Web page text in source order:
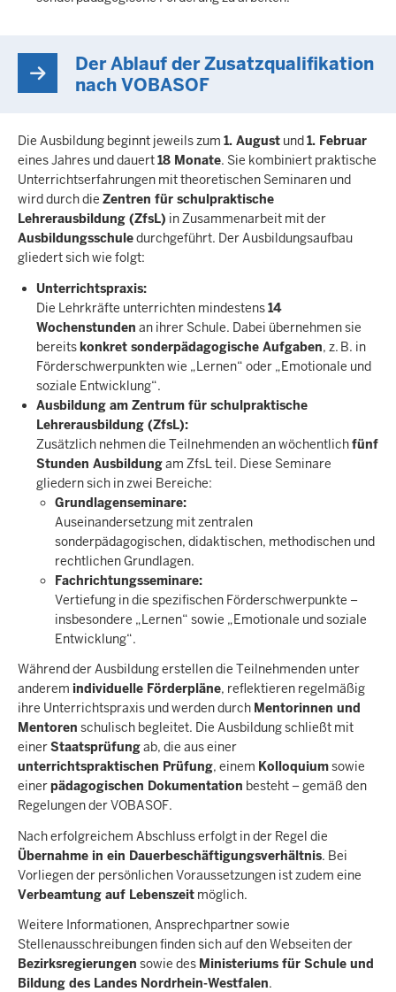
Der Ablauf der Zusatzqualifikation
nach VOBASOF
Die Ausbildung beginnt jeweils zum 1. August und1. Februar
eines Jahres und dauert18 Monate. Sie kombiniert praktische
Unterrichtserfahrungen mit theoretischen Seminaren und
wird durch die Zentren für schulpraktische
Lehrerausbildung (ZfsL) in Zusammenarbeit mit der
Ausbildungsschuledurchgeführt. Der Ausbildungsaufbau
gliedert sich wie folgt:
Unterrichtspraxis:
Die Lehrkräfte unterrichten mindestens14
Wochenstunden an ihrer Schule. Dabei übernehmen sie
bereitskonkret sonderpädagogische Aufgaben, z. B. in
Förderschwerpunkten wie „Lernen“ oder „Emotionale und
soziale Entwicklung“.
Ausbildung am Zentrum für schulpraktische
Lehrerausbildung (ZfsL):
Zusätzlich nehmen die Teilnehmenden an wöchentlichfünf
Stunden Ausbildungam ZfsL teil. Diese Seminare
gliedern sich in zwei Bereiche:
Grundlagenseminare:
Auseinandersetzung mit zentralen
sonderpädagogischen, didaktischen, methodischen und
rechtlichen Grundlagen.
Fachrichtungsseminare:
Vertiefung in die spezifischen Förderschwerpunkte –
insbesondere „Lernen“ sowie „Emotionale und soziale
Entwicklung“.
Während der Ausbildung erstellen die Teilnehmenden unter
anderem individuelle Förderpläne, reflektieren regelmäßig
ihre Unterrichtspraxis und werden durch Mentorinnen und
Mentoren schulisch begleitet. Die Ausbildung schließt mit
einerStaatsprüfungab, die aus einer
unterrichtspraktischen Prüfung, einem Kolloquiumsowie
einerpädagogischen Dokumentation besteht – gemäß den
Regelungen der VOBASOF.
Nach erfolgreichem Abschluss erfolgt in der Regel die
Übernahme in ein Dauerbeschäftigungsverhältnis. Bei
Vorliegen der persönlichen Voraussetzungen ist zudem eine
Verbeamtung auf Lebenszeit möglich.
Weitere Informationen, Ansprechpartner sowie
Stellenausschreibungen finden sich auf den Webseiten der
Bezirksregierungen sowie des Ministeriums für Schule und
Bildung des Landes Nordrhein-Westfalen.